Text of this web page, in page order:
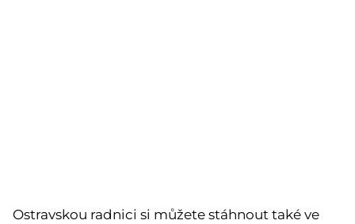
Ostravskou radnici si můžete stáhnout také ve